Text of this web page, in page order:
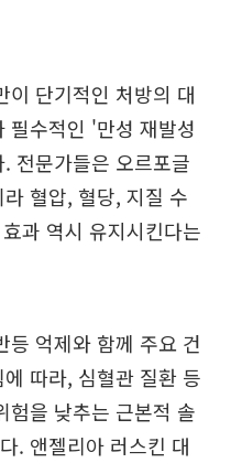
이 단기적인 처방의 대
필수적인 '만성 재발성
전문가들은 오르포글
혈압, 혈당, 지질 수
과 역시 유지시킨다는
등 억제와 함께 주요 건
따라, 심혈관 질환 등
험을 낮추는 근본적 솔
. 앤젤리아 러스킨 대